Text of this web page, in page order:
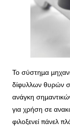
Το σύστημα
δίφυλλων θυρών
ανάγκη
για χρήση σε
φιλοξενεί πάνελ
Είστε
Μήνυμα